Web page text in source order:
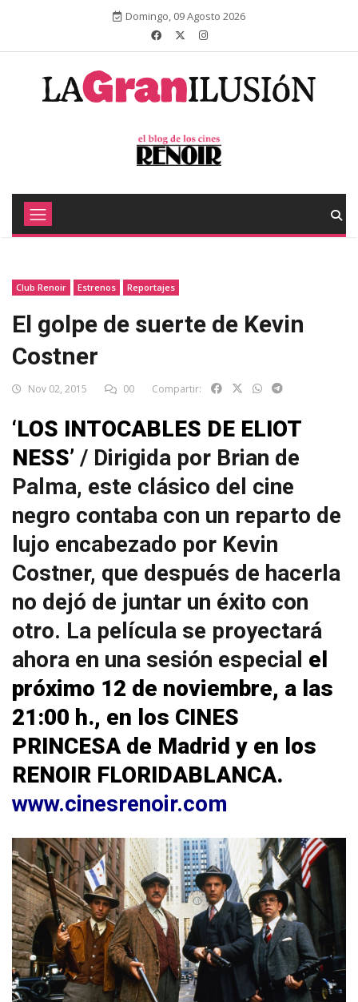
Domingo, 09 Agosto 2026
Club Renoir Estrenos Reportajes
El golpe de suerte de Kevin
Costner
Nov 02, 2015 00 Compartir:
‘LOS INTOCABLES DE ELIOT
NESS’ / Dirigida por Brian de
Palma, este clásico del cine
negro contaba con un reparto de
lujo encabezado por Kevin
Costner, que después de hacerla
no dejó de juntar un éxito con
otro. La película se proyectará
ahora en una sesión especial el
próximo 12 de noviembre, a las
21:00 h., en los CINES
PRINCESA de Madrid y en los
RENOIR FLORIDABLANCA.
www.cinesrenoir.com